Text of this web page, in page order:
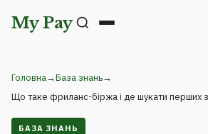
My Pay
Головна→База знань→
Що таке фриланс-біржа і де шукати перших
БАЗА ЗНАНЬ